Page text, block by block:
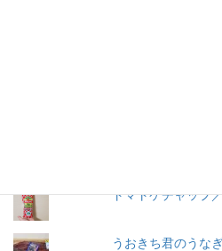
トマトケチャップ
うおきち君のうな